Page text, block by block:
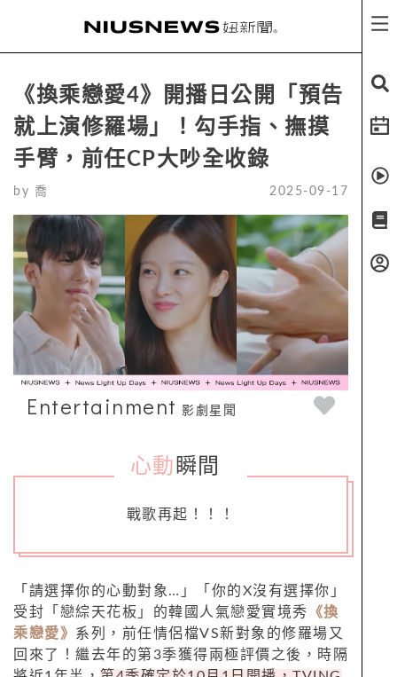
《換乘戀愛4》開播日公開「預告
就上演修羅場」！勾手指、撫摸
手臂，前任CP大吵全收錄
by 喬 2025-09-17
Entertainment 影劇星聞
心動 瞬間
戰歌再起！！！
「請選擇你的心動對象…」「你的X沒有選擇你」
受封「戀綜天花板」的韓國人氣戀愛實境秀 《換
乘戀愛》 系列，前任情侶檔VS新對象的修羅場又
回來了！繼去年的第3季獲得兩極評價之後，時隔